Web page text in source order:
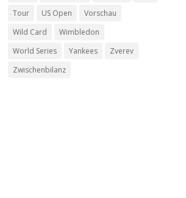
Tour
US Open
Vorschau
Wild Card
Wimbledon
World Series
Yankees
Zverev
Zwischenbilanz